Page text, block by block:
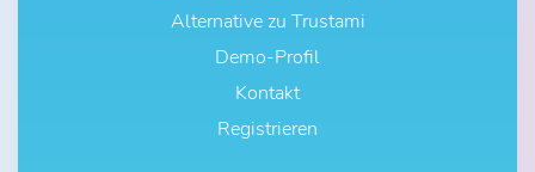
Alternative zu Trustami
Demo-Profil
Kontakt
Registrieren